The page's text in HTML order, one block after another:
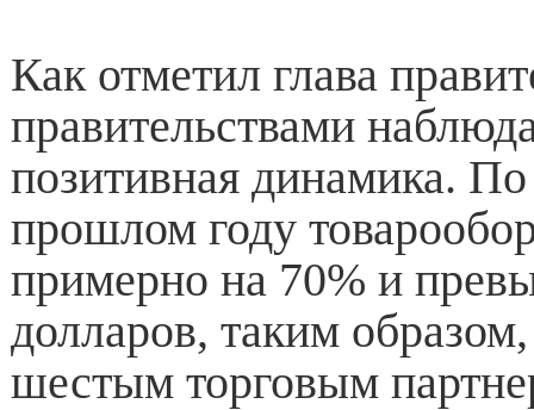
Как отметил глава
правительствами
позитивная динамика.
прошлом году
примерно на 70% и
долларов, таким
шестым торговым